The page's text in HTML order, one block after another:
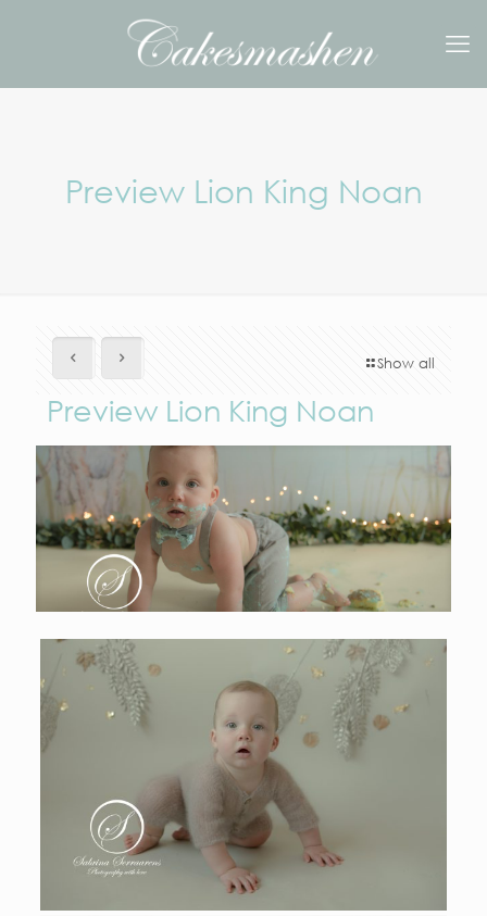
Preview Lion King Noan
Show all
Preview Lion King Noan